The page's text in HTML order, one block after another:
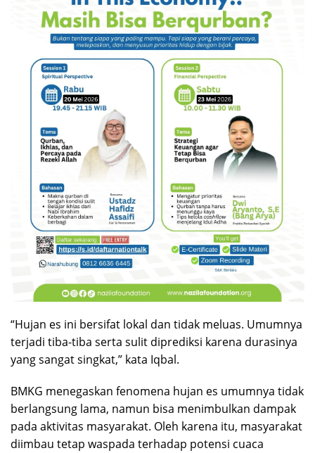
“Hujan es ini bersifat lokal dan tidak meluas. Umumnya
terjadi tiba-tiba serta sulit diprediksi karena durasinya
yang sangat singkat,” kata Iqbal.
BMKG menegaskan fenomena hujan es umumnya tidak
berlangsung lama, namun bisa menimbulkan dampak
pada aktivitas masyarakat. Oleh karena itu, masyarakat
diimbau tetap waspada terhadap potensi cuaca